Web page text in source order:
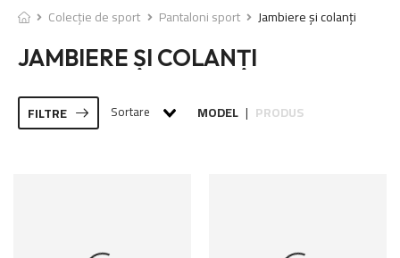
Colecție de sport Pantaloni sport Jambiere și colanți
JAMBIERE ȘI COLANȚI
FILTRE Sortare MODEL | PRODUS